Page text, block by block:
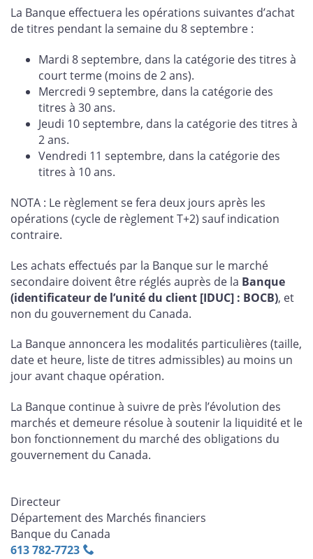
La Banque effectuera les opérations suivantes d’achat
de titres pendant la semaine du 8 septembre :
Mardi 8 septembre, dans la catégorie des titres à
court terme (moins de 2 ans).
Mercredi 9 septembre, dans la catégorie des
titres à 30 ans.
Jeudi 10 septembre, dans la catégorie des titres à
2 ans.
Vendredi 11 septembre, dans la catégorie des
titres à 10 ans.
NOTA : Le règlement se fera deux jours après les
opérations (cycle de règlement T+2) sauf indication
contraire.
Les achats effectués par la Banque sur le marché
secondaire doivent être réglés auprès de la Banque
(identificateur de l’unité du client [IDUC] : BOCB), et
non du gouvernement du Canada.
La Banque annoncera les modalités particulières (taille,
date et heure, liste de titres admissibles) au moins un
jour avant chaque opération.
La Banque continue à suivre de près l’évolution des
marchés et demeure résolue à soutenir la liquidité et le
bon fonctionnement du marché des obligations du
gouvernement du Canada.
Directeur
Département des Marchés financiers
Banque du Canada
613 782‑7723